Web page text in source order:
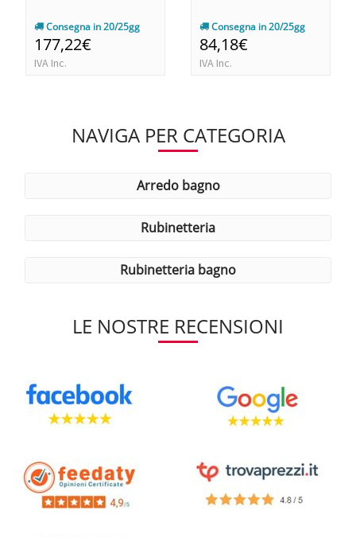
Consegna in 20/25gg
177,22€
IVA Inc.
Consegna in 20/25gg
84,18€
IVA Inc.
NAVIGA PER CATEGORIA
arredo bagno
rubinetteria
rubinetteria bagno
LE NOSTRE RECENSIONI